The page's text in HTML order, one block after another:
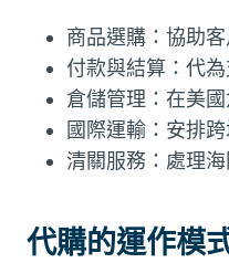
商品選購：協助
付款與結算：代
倉儲管理：在美
國際運輸：安排
清關服務：處理
代購的運作模